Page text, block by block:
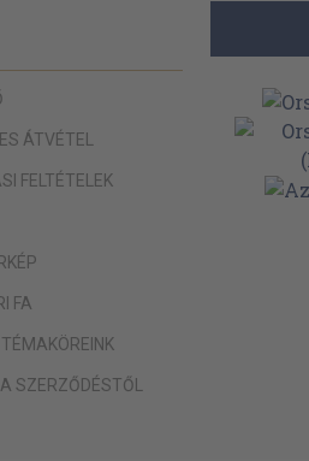
ÁTVÉTEL
FELTÉTELEK
FA
TÉMAKÖREINK
SZERZŐDÉSTŐL